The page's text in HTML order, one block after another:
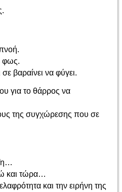
φως.
βαραίνει να φύγει.
για το θάρρος να
της συγχώρεσης που σε
η…
και τώρα…
και την ειρήνη της